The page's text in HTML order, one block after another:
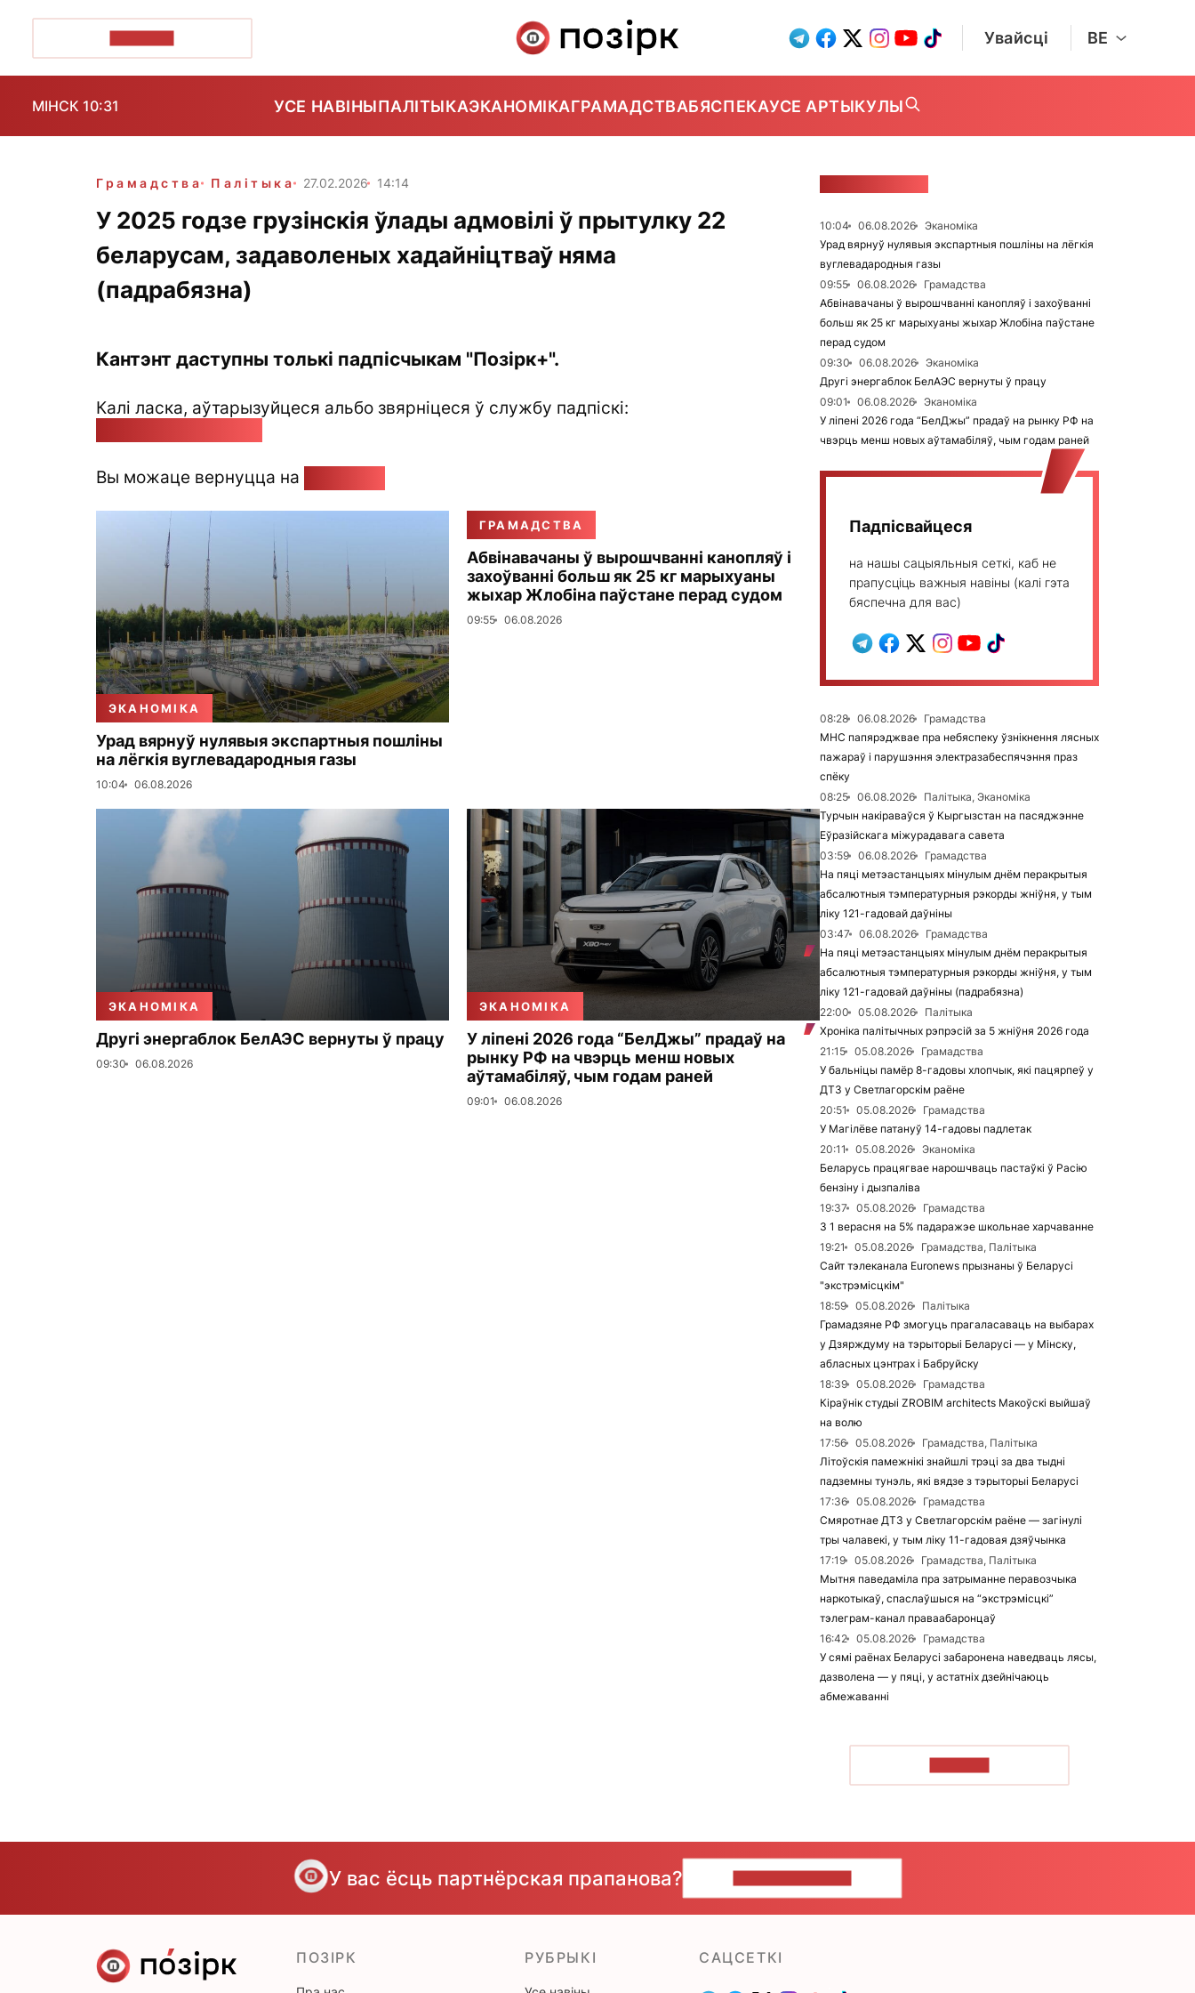
Увайсці BE
МІНСК 10:31 УСЕ НАВІНЫПАЛІТЫКАЭКАНОМІКАГРАМАДСТВАБЯСПЕКАУСЕ АРТЫКУЛЫ
Грамадства Палітыка 27.02.2026 14:14
У 2025 годзе грузінскія ўлады адмовілі ў прытулку 22
беларусам, задаволеных хадайніцтваў няма
(падрабязна)
Кантэнт даступны толькі падпісчыкам "Позірк+".
Калі ласка, аўтарызуйцеся альбо звярніцеся ў службу падпіскі:
Вы можаце вернуцца на
ЭКАНОМІКА
Урад вярнуў нулявыя экспартныя пошліны
на лёгкія вуглевадародныя газы
10:04 06.08.2026
ГРАМАДСТВА
Абвінавачаны ў вырошчванні канопляў і
захоўванні больш як 25 кг марыхуаны
жыхар Жлобіна паўстане перад судом
09:55 06.08.2026
ЭКАНОМІКА
Другі энергаблок БелАЭС вернуты ў працу
09:30 06.08.2026
ЭКАНОМІКА
У ліпені 2026 года “БелДжы” прадаў на
рынку РФ на чвэрць менш новых
аўтамабіляў, чым годам раней
09:01 06.08.2026
10:04 06.08.2026
Эканоміка
Урад вярнуў нулявыя экспартныя пошліны на лёгкія
вуглевадародныя газы
09:55
06.08.2026
Грамадства
Абвінавачаны ў вырошчванні канопляў і захоўванні
больш як 25 кг марыхуаны жыхар Жлобіна паўстане
перад судом
09:30
06.08.2026
Эканоміка
Другі энергаблок БелАЭС вернуты ў працу
09:01
06.08.2026
Эканоміка
У ліпені 2026 года “БелДжы” прадаў на рынку РФ на
чвэрць менш новых аўтамабіляў, чым годам раней
Падпісвайцеся
на нашы сацыяльныя сеткі, каб не
прапусціць важныя навіны (калі гэта
бяспечна для вас)
08:28 06.08.2026
Грамадства
МНС папярэджвае пра небяспеку ўзнікнення лясных
пажараў і парушэння электразабеспячэння праз
спёку
08:25
06.08.2026
Палітыка, Эканоміка
Турчын накіраваўся ў Кыргызстан на пасяджэнне
Еўразійскага міжурадавага савета
03:59
06.08.2026
Грамадства
На пяці метэастанцыях мінулым днём перакрытыя
абсалютныя тэмпературныя рэкорды жніўня, у тым
ліку 121-гадовай даўніны
03:47
06.08.2026
Грамадства
На пяці метэастанцыях мінулым днём перакрытыя
абсалютныя тэмпературныя рэкорды жніўня, у тым
ліку 121-гадовай даўніны (падрабязна)
22:00
05.08.2026
Палітыка
Хроніка палітычных рэпрэсій за 5 жніўня 2026 года
21:15
05.08.2026
Грамадства
У бальніцы памёр 8-гадовы хлопчык, які пацярпеў у
ДТЗ у Светлагорскім раёне
20:51
05.08.2026
Грамадства
У Магілёве патануў 14-гадовы падлетак
20:11
05.08.2026
Эканоміка
Беларусь працягвае нарошчваць пастаўкі ў Расію
бензіну і дызпаліва
19:37
05.08.2026
Грамадства
З 1 верасня на 5% падаражэе школьнае харчаванне
19:21
05.08.2026
Грамадства, Палітыка
Сайт тэлеканала Euronews прызнаны ў Беларусі
"экстрэмісцкім"
18:59
05.08.2026
Палітыка
Грамадзяне РФ змогуць прагаласаваць на выбарах
у Дзярждуму на тэрыторыі Беларусі — у Мінску,
абласных цэнтрах і Бабруйску
18:39
05.08.2026
Грамадства
Кіраўнік студыі ZROBIM architects Макоўскі выйшаў
на волю
17:56
05.08.2026
Грамадства, Палітыка
Літоўскія памежнікі знайшлі трэці за два тыдні
падземны тунэль, які вядзе з тэрыторыі Беларусі
17:36
05.08.2026
Грамадства
Смяротнае ДТЗ у Светлагорскім раёне — загінулі
тры чалавекі, у тым ліку 11-гадовая дзяўчынка
17:19
05.08.2026
Грамадства, Палітыка
Мытня паведаміла пра затрыманне перавозчыка
наркотыкаў, спаслаўшыся на “экстрэмісцкі”
тэлеграм-канал праваабаронцаў
16:42
05.08.2026
Грамадства
У сямі раёнах Беларусі забаронена наведваць лясы,
дазволена — у пяці, у астатніх дзейнічаюць
абмежаванні
У вас ёсць партнёрская прапанова?
ПОЗІРК РУБРЫКІ САЦСЕТКІ